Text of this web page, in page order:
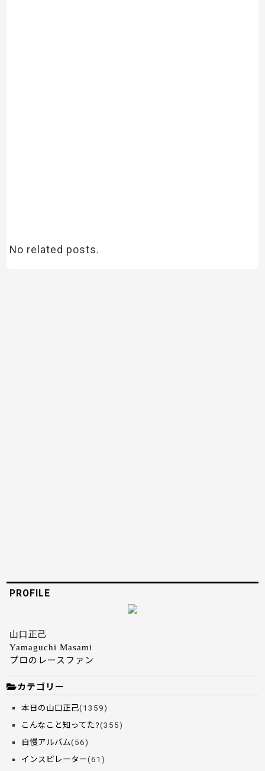
No related posts.
PROFILE
山口正己
Yamaguchi Masami
プロのレースファン
カテゴリー
本日の山口正己(1359)
こんなこと知ってた?(355)
自慢アルバム(56)
インスピレーター(61)